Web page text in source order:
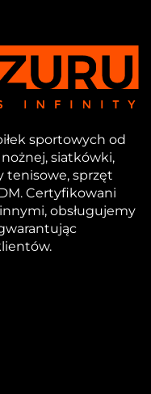
sportowych od
siatkówki,
tenisowe, sprzęt
Certyfikowani
obsługujemy